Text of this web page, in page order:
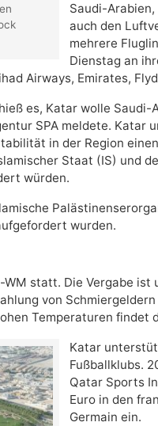
Saudi-
auch den
mehrere
Dienstag an
Airways, Emirates,
es, Katar wolle
SPA meldete. Katar
in der Region
Staat (IS) und
würden.
wurden.
statt. Die Vergabe ist
von
Temperaturen findet
Katar
Fußballklubs.
Qatar Sports
Euro in den
Germain ein.